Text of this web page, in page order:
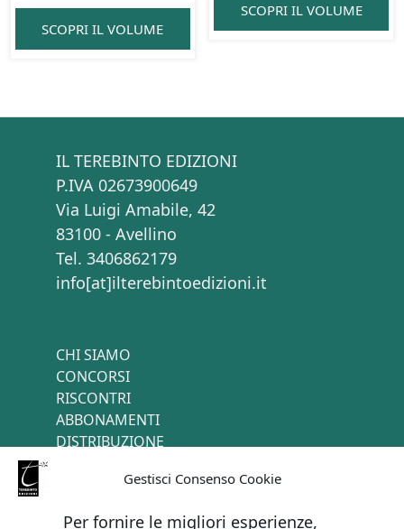
Gestisci Consenso Cookie
Per fornire le migliori esperienze,
SCOPRI IL VOLUME
SCOPRI IL VOLUME
IL TEREBINTO EDIZIONI
P.IVA 02673900649
Via Luigi Amabile, 42
83100 - Avellino
Tel. 3406862179
info[at]ilterebintoedizioni.it
CHI SIAMO
CONCORSI
RISCONTRI
ABBONAMENTI
DISTRIBUZIONE